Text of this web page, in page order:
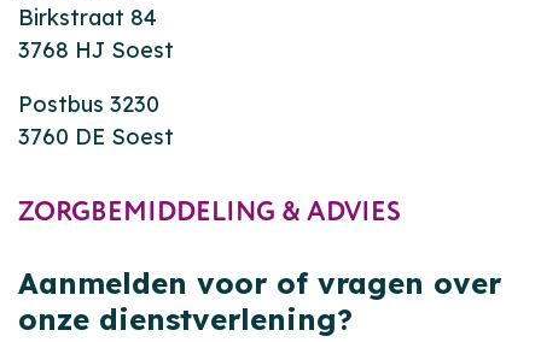
Birkstraat 84
3768 HJ Soest
Postbus 3230
3760 DE Soest
ZORGBEMIDDELING & ADVIES
Aanmelden voor of vragen over
onze dienstverlening?